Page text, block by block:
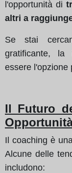
l'opportunità di
altri a
Se stai
gratificante, la
essere l'opzione
Il Futuro
Il coaching è
Alcune delle
includono: